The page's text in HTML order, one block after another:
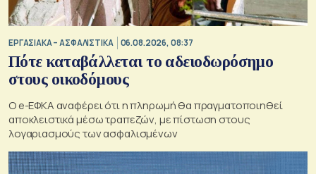
ΕΡΓΑΣΙΑΚΑ – ΑΣΦΑΛΙΣΤΙΚΑ 06.08.2026, 08:37
Πότε καταβάλλεται το αδειοδωρόσημο
στους οικοδόμους
O e-ΕΦΚΑ αναφέρει ότι η πληρωμή θα πραγματοποιηθεί
αποκλειστικά μέσω τραπεζών, με πίστωση στους
λογαριασμούς των ασφαλισμένων